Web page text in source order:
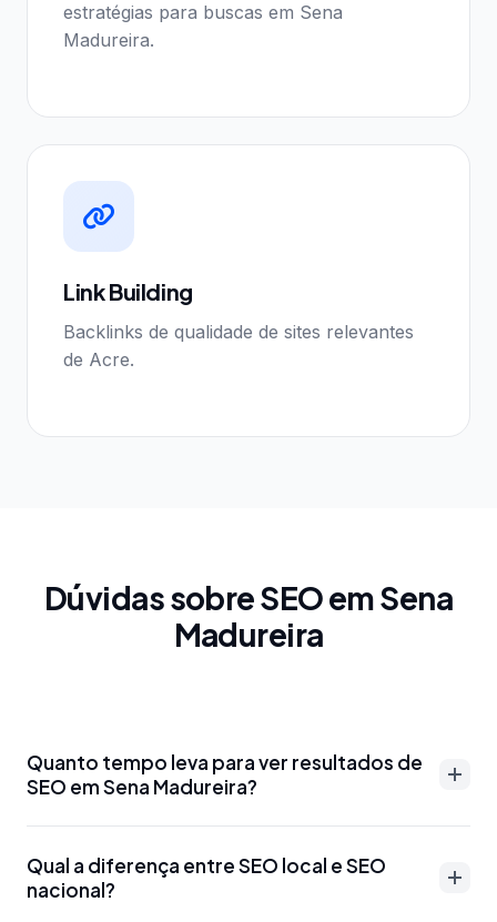
estratégias para buscas em Sena
Madureira.
Link Building
Backlinks de qualidade de sites relevantes
de Acre.
Dúvidas sobre SEO em Sena
Madureira
Quanto tempo leva para ver resultados de
SEO em Sena Madureira?
aparecer entre 3-6 meses para palavras-chave
menos competitivas. Para termos mais disputados
Qual a diferença entre SEO local e SEO
nacional?